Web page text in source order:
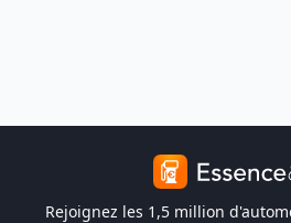
Rejoignez les 1,5 million